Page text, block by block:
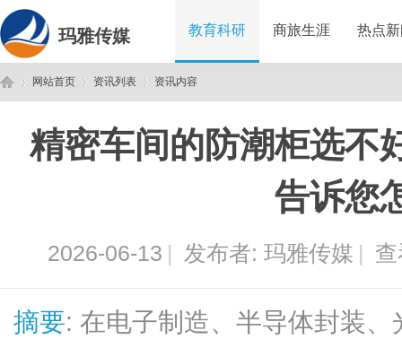
玛雅传媒 教育科研 商旅生涯 热点
网站首页
›
资讯列表
›
资讯内容
精密车间的防潮柜选不
告诉您
2026-06-13 | 发布者: 玛雅传媒 |
摘要: 在电子制造、半导体封装